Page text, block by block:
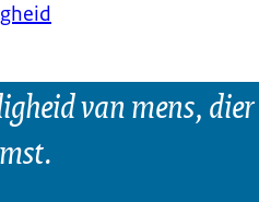
van mens, dier